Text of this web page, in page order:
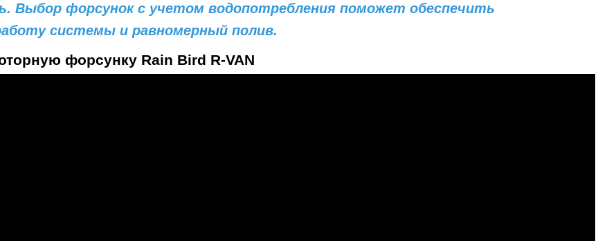
Выбор форсунок с учетом водопотребления поможет обеспечить
системы и равномерный полив.
форсунку Rain Bird R-VAN